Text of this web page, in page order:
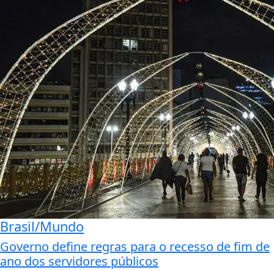
Brasil/Mundo
Governo define regras para o recesso de fim de
ano dos servidores públicos